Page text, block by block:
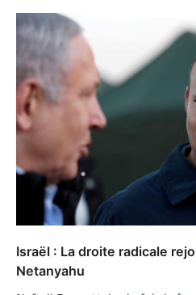
Israël : La droite radicale
Netanyahu